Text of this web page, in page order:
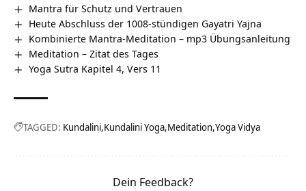
Mantra für Schutz und Vertrauen
Heute Abschluss der 1008-stündigen Gayatri Yajna
Kombinierte Mantra-Meditation – mp3 Übungsanleitung
Meditation – Zitat des Tages
Yoga Sutra Kapitel 4, Vers 11
TAGGED: Kundalini Kundalini Yoga Meditation Yoga Vidya
Dein Feedback?